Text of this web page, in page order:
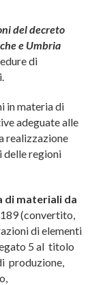
del decreto
e Umbria
di
in materia di
adeguate alle
realizzazione
delle regioni
di materiali da
(convertito,
di elementi
5 al titolo
produzione,